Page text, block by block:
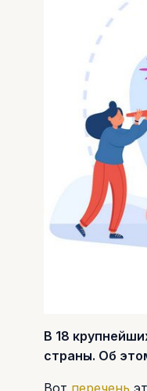
В 18
страны. Об